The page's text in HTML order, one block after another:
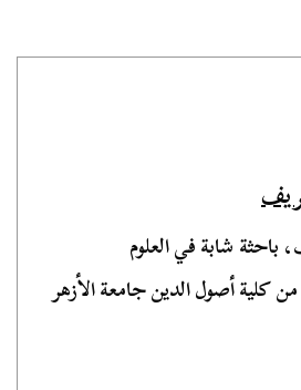
شابة في العلوم
كلية أصول الدين جامعة الأزهر